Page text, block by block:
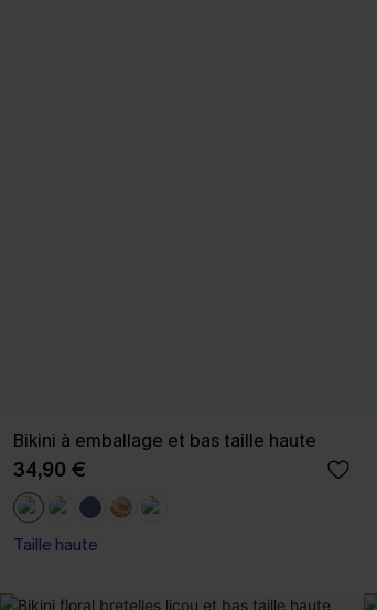
Bikini à emballage et bas taille haute
34,90 €
Taille haute